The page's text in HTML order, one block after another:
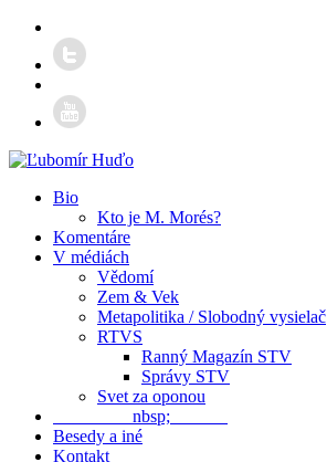
Bio
Kto je M. Morés?
Komentáre
V médiách
Vědomí
Zem & Vek
Metapolitika / Slobodný vysielač
RTVS
Ranný Magazín STV
Správy STV
Svet za oponou
nbsp;
Besedy a iné
Kontakt